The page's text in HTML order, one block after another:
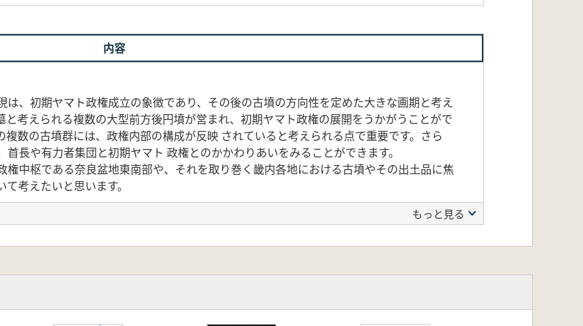
内容
、初期ヤマト政権成立の象徴であり、その後の古墳の方向性を定めた大きな画期と考え
考えられる複数の大型前方後円墳が営まれ、初期ヤマト政権の展開をうかがうことがで
数の古墳群には、政権内部の構成が反映 されていると考えられる点で重要です。さら
長や有力者集団と初期ヤマト 政権とのかかわりあいをみることができます。
中枢である奈良盆地東南部や、それを取り巻く畿内各地における古墳やその出土品に焦
考えたいと思います。
もっと見る